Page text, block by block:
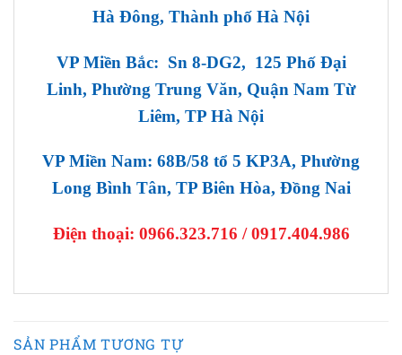
Hà Đông, Thành phố Hà Nội
VP Miền Bắc: Sn 8-DG2, 125 Phố Đại
Linh, Phường Trung Văn, Quận Nam Từ
Liêm, TP Hà Nội
VP Miền Nam: 68B/58 tổ 5 KP3A, Phường
Long Bình Tân, TP Biên Hòa, Đồng Nai
Điện thoại: 0966.323.716 / 0917.404.986
SẢN PHẨM TƯƠNG TỰ